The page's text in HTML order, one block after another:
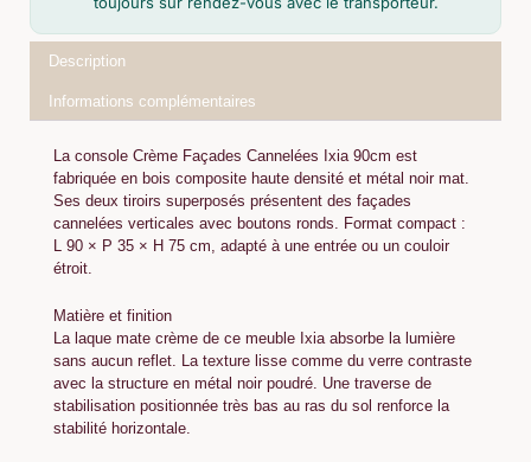
Description
Informations complémentaires
La console Crème Façades Cannelées Ixia 90cm est
fabriquée en bois composite haute densité et métal noir mat.
Ses deux tiroirs superposés présentent des façades
cannelées verticales avec boutons ronds. Format compact :
L 90 × P 35 × H 75 cm, adapté à une entrée ou un couloir
étroit.
Matière et finition
La laque mate crème de ce meuble Ixia absorbe la lumière
sans aucun reflet. La texture lisse comme du verre contraste
avec la structure en métal noir poudré. Une traverse de
stabilisation positionnée très bas au ras du sol renforce la
stabilité horizontale.